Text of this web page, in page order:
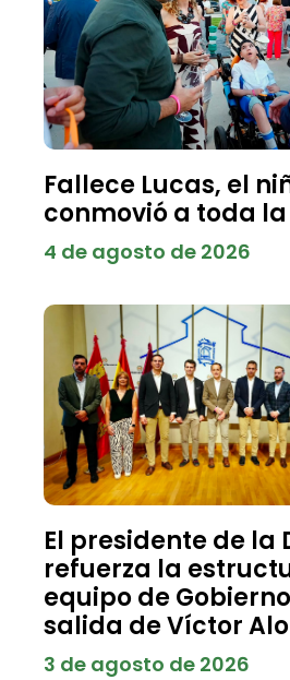
Fallece Lucas, el
conmovió a toda
4 de agosto de 2026
El presidente de la
refuerza la
equipo de
salida de Víctor
3 de agosto de 2026